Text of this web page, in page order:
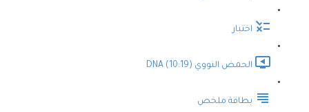
اختبار
الحمض النووي DNA (10:19)
بطاقة ملخص